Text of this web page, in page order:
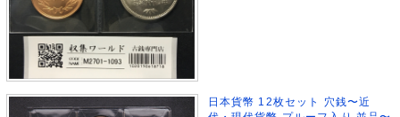
日本貨幣 12枚セット 穴銭〜近